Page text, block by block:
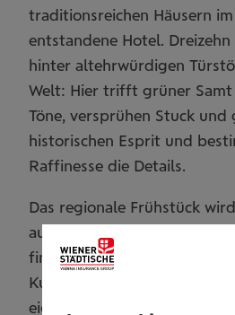
traditionsreichen Häusern
entstandene Hotel.
hinter altehrwürdigen
Welt: Hier trifft grüner
Töne, versprühen Stuck
historischen Esprit und
Raffinesse die Details.
Das regionale Frühstück
auf Etageren serviert, in der
finden Gäste rund um die
Kulinarik und kreative
eignet sich als idealer